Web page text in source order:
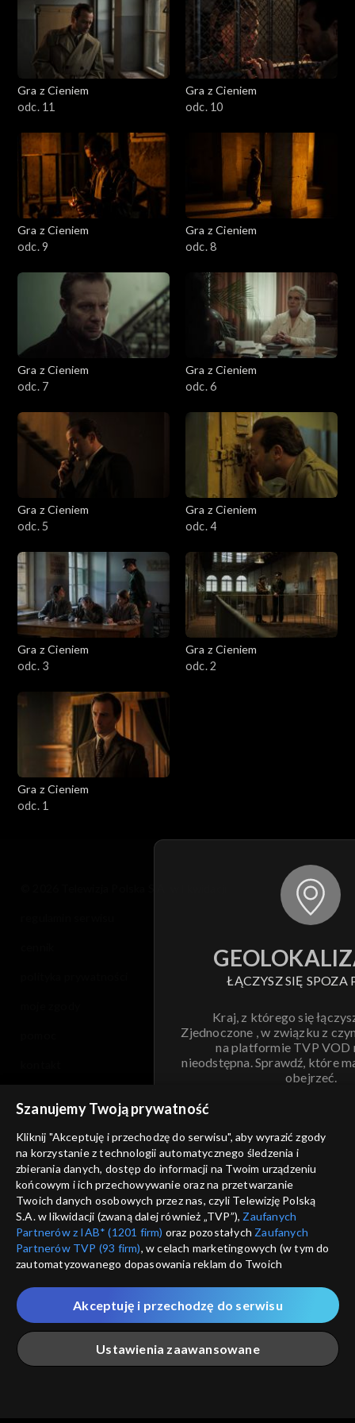
Gra z Cieniem
odc. 11
Gra z Cieniem
odc. 10
Gra z Cieniem
odc. 9
Gra z Cieniem
odc. 8
Gra z Cieniem
odc. 7
Gra z Cieniem
odc. 6
Gra z Cieniem
odc. 5
Gra z Cieniem
odc. 4
Gra z Cieniem
odc. 3
Gra z Cieniem
odc. 2
Gra z Cieniem
odc. 1
ŁĄCZYSZ SIĘ SPOZA
Kraj, z którego się
Zjednoczone , w związku z
na platformie TVP VOD
nieodstępna. Sprawdź, które
obejrzeć.
ANULUJ
informacje o dostawcy usług
Szanujemy Twoją prywatność
Kliknij "Akceptuję i przechodzę do serwisu", aby wyrazić zgody
na korzystanie z technologii automatycznego śledzenia i
zbierania danych, dostęp do informacji na Twoim urządzeniu
końcowym i ich przechowywanie oraz na przetwarzanie
Twoich danych osobowych przez nas, czyli Telewizję Polską
S.A. w likwidacji (zwaną dalej również „TVP”), Zaufanych
Partnerów z IAB* (1201 firm) oraz pozostałych Zaufanych
Partnerów TVP (93 firm), w celach marketingowych (w tym do
zautomatyzowanego dopasowania reklam do Twoich
które wskazujemy poniżej, a także zgody na udostępnianie
przez nas identyfikatora PPID do Google.
Twoje dane osobowe zbierane podczas odwiedzania przez
Ciebie naszych
poszczególnych serwisówzwanych dalej
„Portalem”, w tym informacje zapisywane za pomocą
Ustawienia zaawansowane
Akceptuję i przechodzę do serwisu